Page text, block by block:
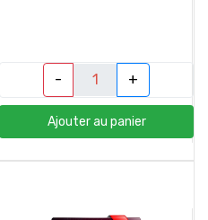
- +
Ajouter au panier